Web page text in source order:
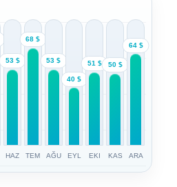
53 $
HAZ
68 $
TEM
53 $
AĞU
40 $
EYL
51 $
EKI
50 $
KAS
64 $
ARA